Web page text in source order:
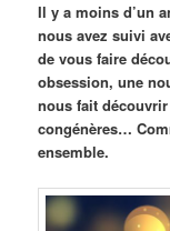
Il y a moins d’un
nous avez suivi
de vous faire
obsession, une
nous fait
congénères…
ensemble.